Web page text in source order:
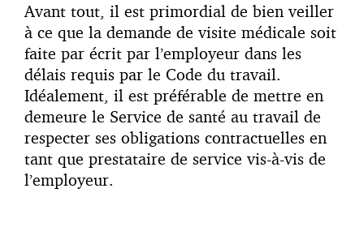
Avant tout, il est primordial de bien veiller
à ce que la demande de visite médicale soit
faite par écrit par l’employeur dans les
délais requis par le Code du travail.
Idéalement, il est préférable de mettre en
demeure le Service de santé au travail de
respecter ses obligations contractuelles en
tant que prestataire de service vis-à-vis de
l’employeur.